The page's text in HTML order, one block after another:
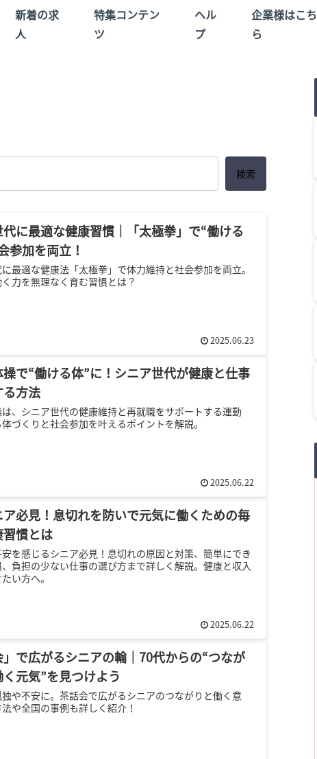
新着の求
人
特集コンテン
ツ
ヘル
プ
企業様はこち
ら
検索
代に最適な健康習慣｜「太極拳」で“働ける
参加を両立！
最適な健康法「太極拳」で体力維持と社会参加を両立。
力を無理なく育む習慣とは？
2025.06.23
操で“働ける体”に！シニア世代が健康と仕事
方法
は、シニア世代の健康維持と再就職をサポートする運動
づくりと社会参加を叶えるポイントを解説。
2025.06.22
必見！息切れを防いで元気に働くための毎
習慣とは
を感じるシニア必見！息切れの原因と対策、簡単にでき
負担の少ない仕事の選び方まで詳しく解説。健康と収入
い方へ。
2025.06.22
」で広がるシニアの輪｜70代からの“つなが
く元気”を見つけよう
や不安に。茶話会で広がるシニアのつながりと働く意
や全国の事例も詳しく紹介！